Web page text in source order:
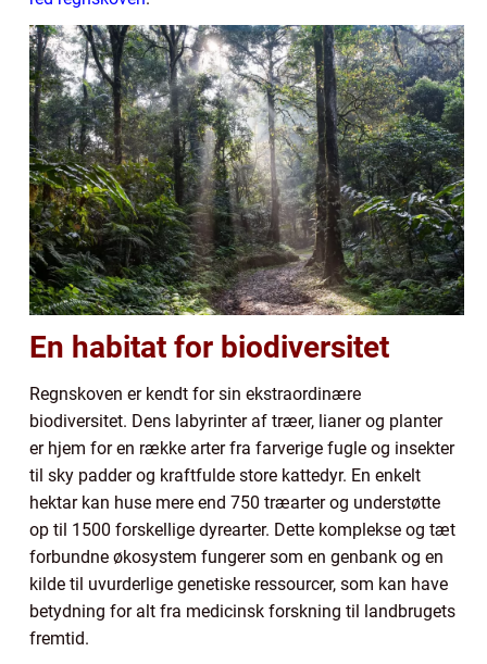
En habitat for biodiversitet
Regnskoven er kendt for sin ekstraordinære
biodiversitet. Dens labyrinter af træer, lianer og planter
er hjem for en række arter fra farverige fugle og insekter
til sky padder og kraftfulde store kattedyr. En enkelt
hektar kan huse mere end 750 træarter og understøtte
op til 1500 forskellige dyrearter. Dette komplekse og tæt
forbundne økosystem fungerer som en genbank og en
kilde til uvurderlige genetiske ressourcer, som kan have
betydning for alt fra medicinsk forskning til landbrugets
fremtid.